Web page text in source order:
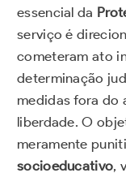
essencial da
serviço é
cometeram ato
determinação
medidas fora do
liberdade. O
meramente
socioeducativo,